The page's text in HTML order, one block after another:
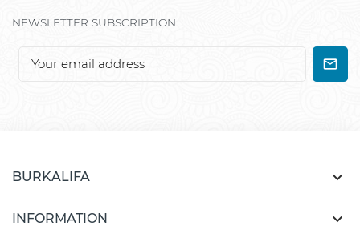
NEWSLETTER SUBSCRIPTION
BURKALIFA 
INFORMATION 